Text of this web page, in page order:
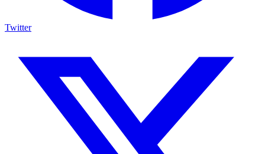
Twitter